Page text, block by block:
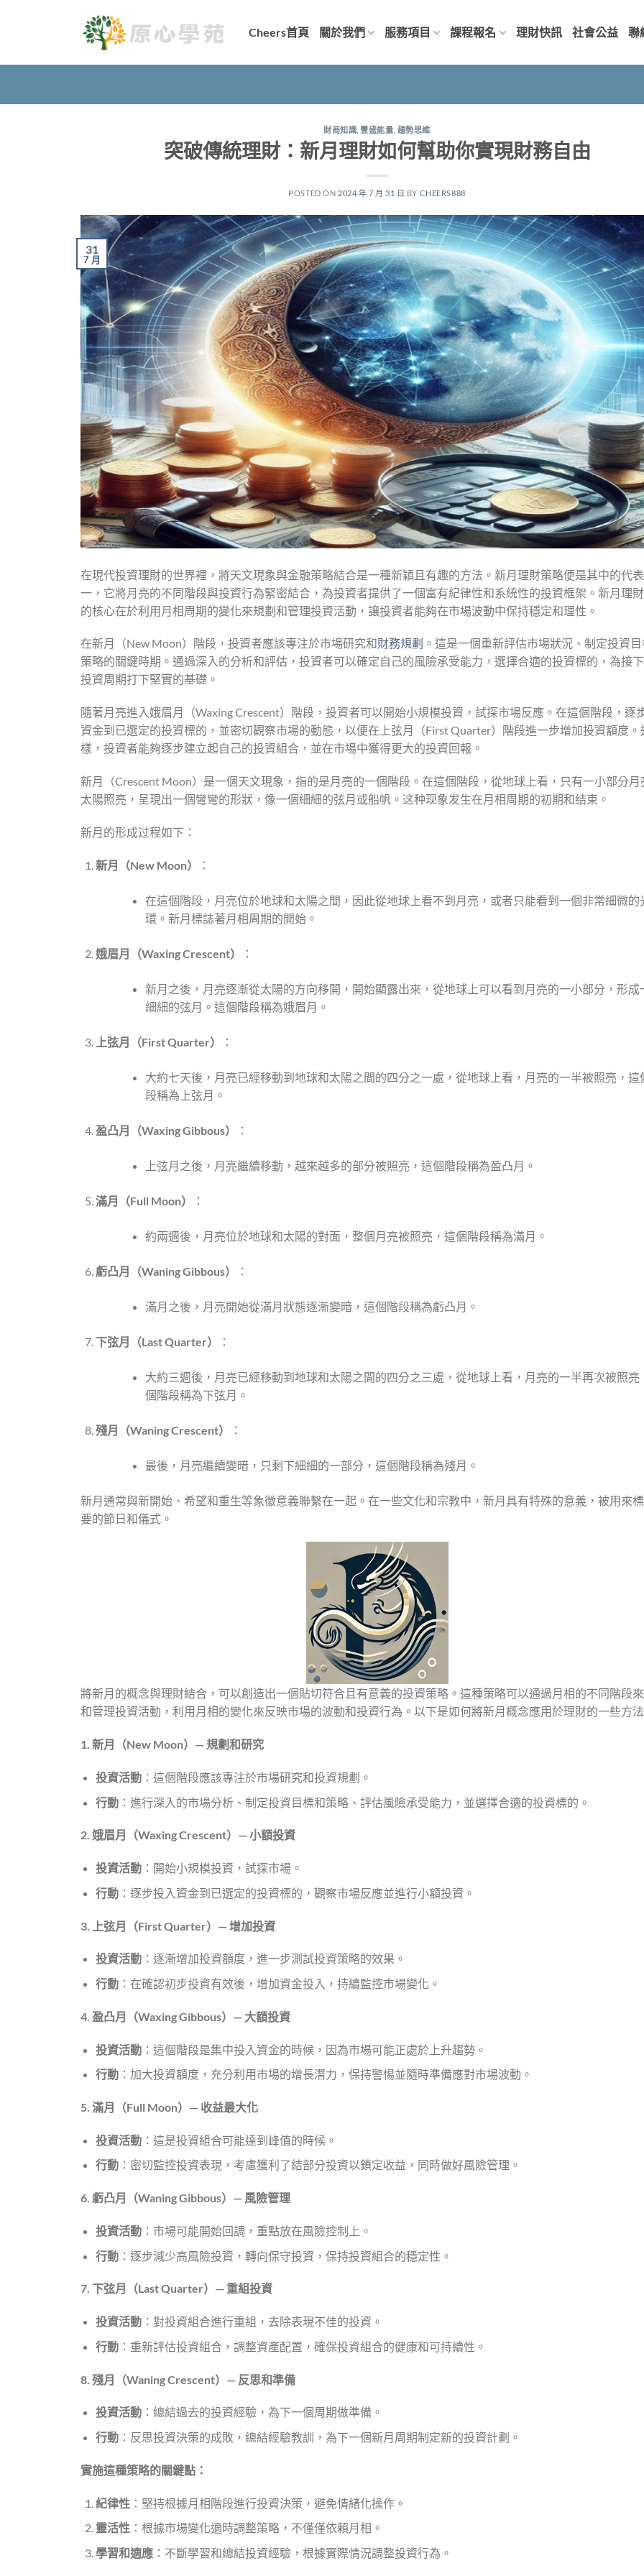
Cheers首頁 關於我們 服務項目 課程報名 理財快訊 社會公益 聯
財商知識 ,豐盛能量 趨勢思維
突破傳統理財：新月理財如何幫助你實現財務自由
POSTED ON 2024 年 7 月 31 日 BY CHEERS888
31
7 月
在現代投資理財的世界裡，將天文現象與金融策略結合是一種新穎且有趣的方法。新月理財策略便是其中的代
一，它將月亮的不同階段與投資行為緊密結合，為投資者提供了一個富有紀律性和系統性的投資框架。新月理
的核心在於利用月相周期的變化來規劃和管理投資活動，讓投資者能夠在市場波動中保持穩定和理性。
在新月（New Moon）階段，投資者應該專注於市場研究和財務規劃 。這是一個重新評估市場狀況、制定投資
策略的關鍵時期。通過深入的分析和評估，投資者可以確定自己的風險承受能力，選擇合適的投資標的，為接
投資周期打下堅實的基礎。
隨著月亮進入娥眉月（Waxing Crescent）階段，投資者可以開始小規模投資，試探市場反應。在這個階段，逐
資金到已選定的投資標的，並密切觀察市場的動態，以便在上弦月（First Quarter）階段進一步增加投資額度。
樣，投資者能夠逐步建立起自己的投資組合，並在市場中獲得更大的投資回報。
新月（Crescent Moon）是一個天文現象，指的是月亮的一個階段。在這個階段，從地球上看，只有一小部分月
太陽照亮，呈現出一個彎彎的形狀，像一個細細的弦月或船帆。这种现象发生在月相周期的初期和结束。
新月的形成过程如下：
新月（New Moon） ：
在這個階段，月亮位於地球和太陽之間，因此從地球上看不到月亮，或者只能看到一個非常細微的
環。新月標誌著月相周期的開始。
娥眉月（Waxing Crescent） ：
新月之後，月亮逐漸從太陽的方向移開，開始顯露出來，從地球上可以看到月亮的一小部分，形成
細細的弦月。這個階段稱為娥眉月。
上弦月（First Quarter） ：
大約七天後，月亮已經移動到地球和太陽之間的四分之一處，從地球上看，月亮的一半被照亮，這
段稱為上弦月。
盈凸月（Waxing Gibbous） ：
上弦月之後，月亮繼續移動，越來越多的部分被照亮，這個階段稱為盈凸月。
滿月（Full Moon） ：
約兩週後，月亮位於地球和太陽的對面，整個月亮被照亮，這個階段稱為滿月。
虧凸月（Waning Gibbous） ：
滿月之後，月亮開始從滿月狀態逐漸變暗，這個階段稱為虧凸月。
下弦月（Last Quarter） ：
大約三週後，月亮已經移動到地球和太陽之間的四分之三處，從地球上看，月亮的一半再次被照亮
個階段稱為下弦月。
殘月（Waning Crescent） ：
最後，月亮繼續變暗，只剩下細細的一部分，這個階段稱為殘月。
新月通常與新開始、希望和重生等象徵意義聯繫在一起。在一些文化和宗教中，新月具有特殊的意義，被用來
要的節日和儀式。
將新月的概念與理財結合，可以創造出一個貼切符合且有意義的投資策略。這種策略可以通過月相的不同階段
和管理投資活動，利用月相的變化來反映市場的波動和投資行為。以下是如何將新月概念應用於理財的一些方
1. 新月（New Moon）— 規劃和研究
投資活動：這個階段應該專注於市場研究和投資規劃。
行動：進行深入的市場分析、制定投資目標和策略、評估風險承受能力，並選擇合適的投資標的。
2. 娥眉月（Waxing Crescent）— 小額投資
投資活動：開始小規模投資，試探市場。
行動：逐步投入資金到已選定的投資標的，觀察市場反應並進行小額投資。
3. 上弦月（First Quarter）— 增加投資
投資活動：逐漸增加投資額度，進一步測試投資策略的效果。
行動：在確認初步投資有效後，增加資金投入，持續監控市場變化。
4. 盈凸月（Waxing Gibbous）— 大額投資
投資活動：這個階段是集中投入資金的時候，因為市場可能正處於上升趨勢。
行動：加大投資額度，充分利用市場的增長潛力，保持警惕並隨時準備應對市場波動。
5. 滿月（Full Moon）— 收益最大化
投資活動：這是投資組合可能達到峰值的時候。
行動：密切監控投資表現，考慮獲利了結部分投資以鎖定收益，同時做好風險管理。
6. 虧凸月（Waning Gibbous）— 風險管理
投資活動：市場可能開始回調，重點放在風險控制上。
行動：逐步減少高風險投資，轉向保守投資，保持投資組合的穩定性。
7. 下弦月（Last Quarter）— 重組投資
投資活動：對投資組合進行重組，去除表現不佳的投資。
行動：重新評估投資組合，調整資產配置，確保投資組合的健康和可持續性。
8. 殘月（Waning Crescent）— 反思和準備
投資活動：總結過去的投資經驗，為下一個周期做準備。
行動：反思投資決策的成敗，總結經驗教訓，為下一個新月周期制定新的投資計劃。
實施這種策略的關鍵點：
紀律性：堅持根據月相階段進行投資決策，避免情緒化操作。
靈活性：根據市場變化適時調整策略，不僅僅依賴月相。
學習和適應：不斷學習和總結投資經驗，根據實際情況調整投資行為。